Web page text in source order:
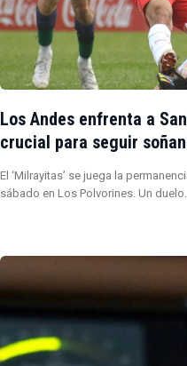
Los Andes enfrenta a
crucial para seguir
El ‘Milrayitas’ se juega la
sábado en Los Polvorines. Un duelo…